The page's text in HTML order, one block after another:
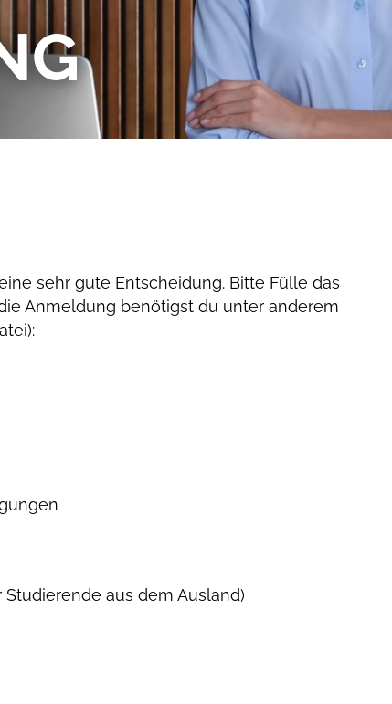
sehr gute Entscheidung. Bitte Fülle das
Anmeldung benötigst du unter anderem
aus dem Ausland)